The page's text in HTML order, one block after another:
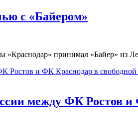
с «Байером»
принимал «Байер» из
между ФК Ростов и